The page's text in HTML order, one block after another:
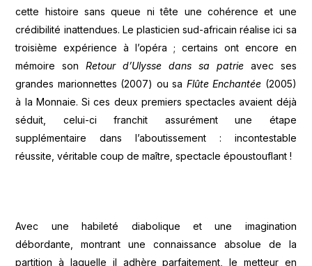
cette histoire sans queue ni tête une cohérence et une
crédibilité inattendues. Le plasticien sud-africain réalise ici sa
troisième expérience à l’opéra ; certains ont encore en
mémoire sonRetour d’Ulysse dans sa patrieavec ses
grandes marionnettes (2007) ou sa Flûte Enchantée (2005)
à la Monnaie. Si ces deux premiers spectacles avaient déjà
séduit, celui-ci franchit assurément une étape
supplémentaire dans l’aboutissement : incontestable
réussite, véritable coup de maître, spectacle époustouflant !
Avec une habileté diabolique et une imagination
débordante, montrant une connaissance absolue de la
partition à laquelle il adhère parfaitement, le metteur en